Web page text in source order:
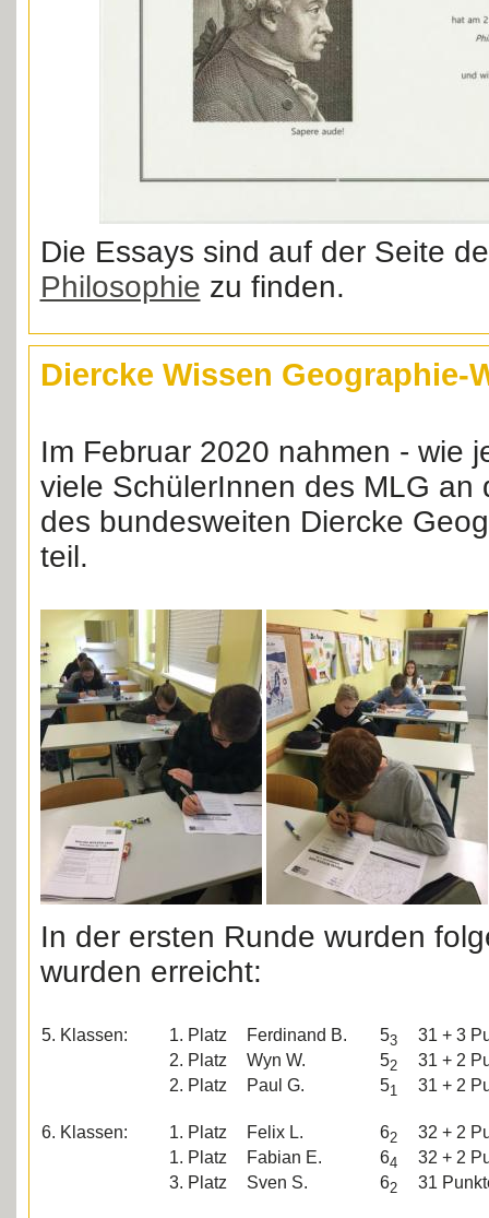
Die Essays sind auf der Seite
Philosophie zu finden.
Diercke Wissen Geographie-
Im Februar 2020 nahmen - wie
viele SchülerInnen des MLG an
des bundesweiten Diercke
teil.
In der ersten Runde wurden
wurden erreicht:
5. Klassen: 1. Platz Ferdinand B. 53
31 + 3
2. Platz
Wyn W. 52
31 + 2
2. Platz
Paul G. 51 31 + 2
6. Klassen: 1. Platz Felix L. 62
32 + 2
1. Platz
Fabian E. 64
32 + 2
3. Platz
Sven S. 62 31